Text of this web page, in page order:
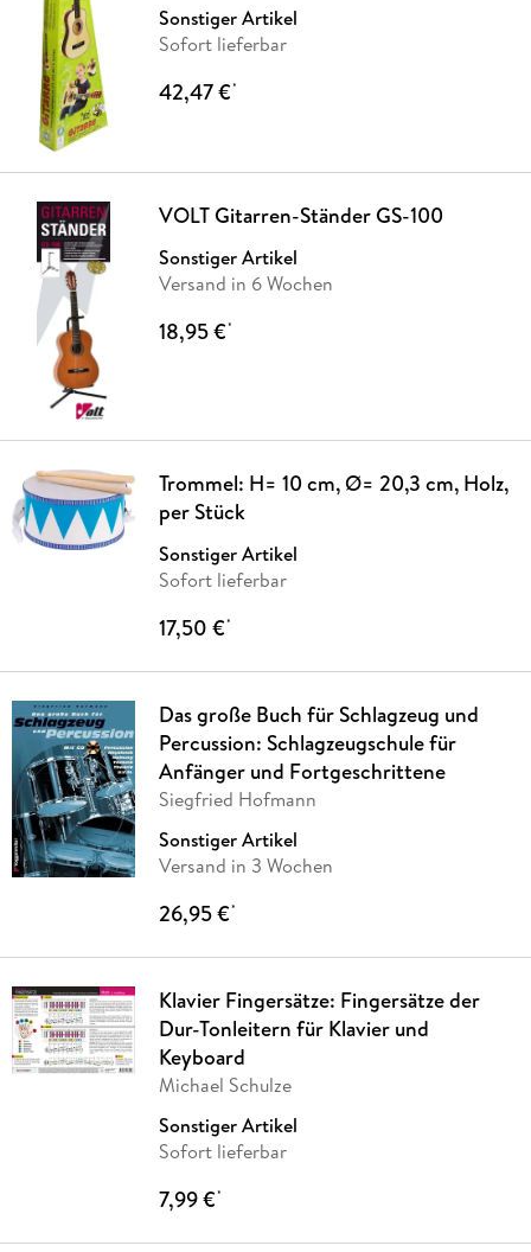
Sonstiger Artikel
Sofort lieferbar
42,47 €*
VOLT Gitarren-Ständer GS-100
Sonstiger Artikel
Versand in 6 Wochen
18,95 €*
Trommel: H= 10 cm, Ø= 20,3 cm, Holz,
per Stück
Sonstiger Artikel
Sofort lieferbar
17,50 €*
Das große Buch für Schlagzeug und
Percussion: Schlagzeugschule für
Anfänger und Fortgeschrittene
Siegfried Hofmann
Sonstiger Artikel
Versand in 3 Wochen
26,95 €*
Klavier Fingersätze: Fingersätze der
Dur-Tonleitern für Klavier und
Keyboard
Michael Schulze
Sonstiger Artikel
Sofort lieferbar
7,99 €*